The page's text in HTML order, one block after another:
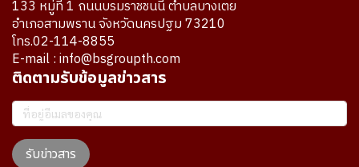
133 หมู่ที่ 1 ถนนบรมราชชนนี ตำบลบางเตย
อำเภอสามพราน จังหวัดนครปฐม 73210
โทร.02-114-8855
E-mail : info@bsgroupth.com
ติดตามรับข้อมูลข่าวสาร
รับข่าวสาร